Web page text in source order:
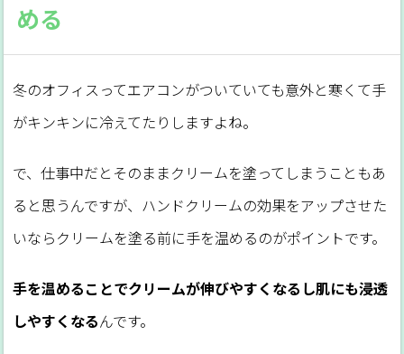
める
冬のオフィスってエアコンがついていても意外と寒くて手
がキンキンに冷えてたりしますよね。
で、仕事中だとそのままクリームを塗ってしまうこともあ
ると思うんですが、ハンドクリームの効果をアップさせた
いならクリームを塗る前に手を温めるのがポイントです。
手を温めることでクリームが伸びやすくなるし肌にも浸透
しやすくなるんです。